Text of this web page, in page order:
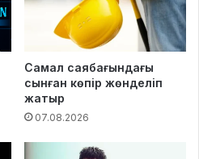
Самал саябағындағы
сынған көпір жөнделіп
жатыр
07.08.2026